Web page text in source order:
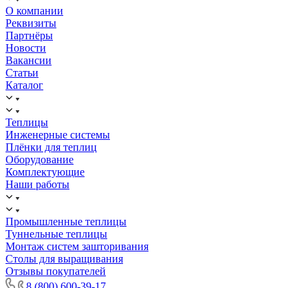
О компании
Реквизиты
Партнёры
Новости
Вакансии
Статьи
Каталог
Теплицы
Инженерные системы
Плёнки для теплиц
Оборудование
Комплектующие
Наши работы
Промышленные теплицы
Туннельные теплицы
Монтаж систем зашторивания
Столы для выращивания
Отзывы покупателей